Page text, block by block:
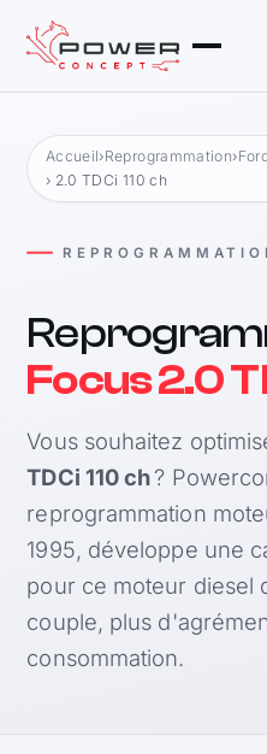
Accueil›Reprogrammation›
› 2.0 TDCi 110 ch
Focus 2.0
Vous souhaitez
TDCi 110 ch?
reprogrammation
1995, développe une
pour ce moteur diesel
couple, plus
consommation.